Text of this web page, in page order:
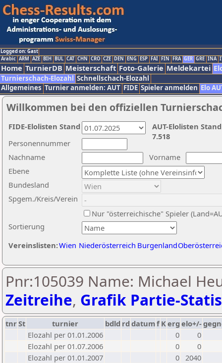
Logged on: Gast
Arabic ARM AZE BIH BUL CAT CHN CRO CZE DEN ENG ESP FAI FIN FRA GER GRE INA
Home TurnierDB Meisterschaft Foto-Galerie Meldekartei
Turnierschach-Elozahl Schnellschach-Elozahl
Allgemeines Turnier anmelden: AUT FIDE Spieler anmelden Elo
Willkommen bei den offiziellen
Nachname
Vorname
Ebene
Sortierung
Personennummer
Bundesland
Spgem./Kreis/Verein
Nur "österreichische" Spieler
Vereinslisten:Wien Niederösterreich Burgenland
AUT-Elolisten
7.518
FIDE-Elolisten Stand
Pnr:105039 Name: Michael
Zeitreihe, Grafik Partie-
tnrSt turnier bdld rd datumf Kerg elo+/-
Elozahl per 01.01.2006
0
0
Elozahl per 01.07.2006
0
0
Elozahl per 01.01.2007
0 2040